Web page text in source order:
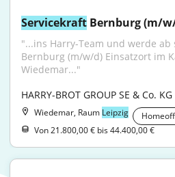
Servicekraft Bernburg (m/
"...ins Harry-Team und werde ab
Bernburg (m/w/d) Einsatzort im
Wiedemar..."
HARRY-BROT GROUP SE & Co. KG
Wiedemar, Raum Leipzig
Von 21.800,00 € bis 44.400,00 €